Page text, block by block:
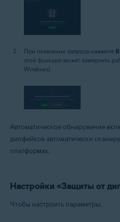
При появлении запроса нажмите
этой функции может замедлить
Windows).
Автоматическое обнаружение
дипфейков автоматически
платформах.
Настройки «Защиты от
Чтобы настроить параметры: